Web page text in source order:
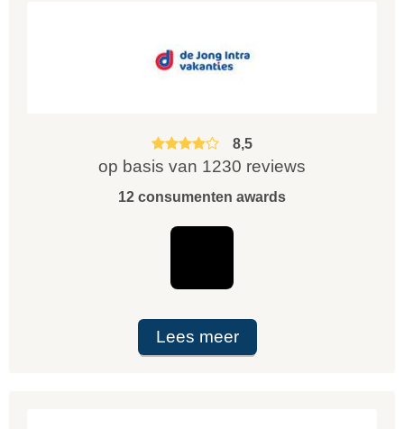
8,5
op basis van 1230 reviews
12 consumenten awards
Lees meer